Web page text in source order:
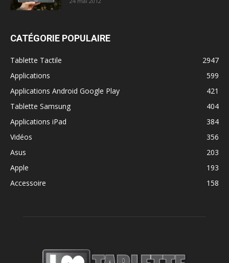
CATÉGORIE POPULAIRE
Tablette Tactile
2947
Applications
599
Applications Android Google Play
421
Tablette Samsung
404
Applications iPad
384
Vidéos
356
Asus
203
Apple
193
Accessoire
158